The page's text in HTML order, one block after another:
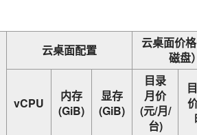
云桌面配置
云桌面价
磁盘
vCPU
内存
(GiB)
显存
(GiB)
目录
月价
(元/月/
台)